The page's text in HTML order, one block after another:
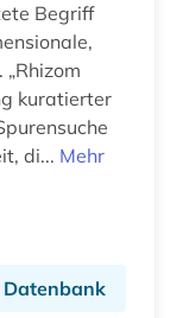
Begriff
kuratierter
di... Mehr
Datenbank